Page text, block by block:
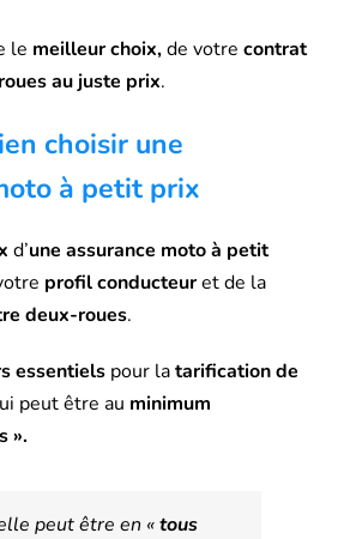
le meilleur choix,de votre contrat
au juste prix.
choisir une
à petit prix
d’une assurance moto à petit
profil conducteuret de la
deux-roues.
essentielspour latarification de
peut être au minimum
».
peut être en «tous